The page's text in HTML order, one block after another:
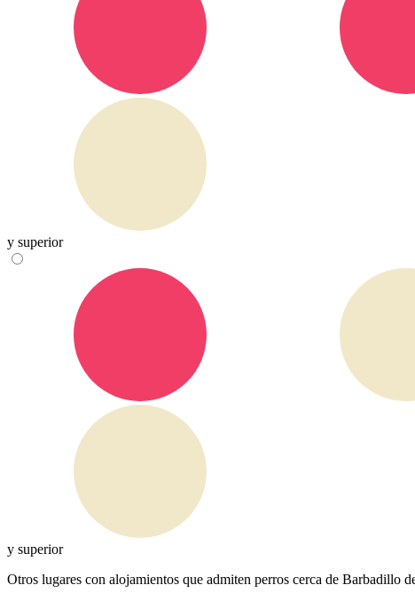
y superior
y superior
Otros lugares con alojamientos que admiten perros cerca de Barbadillo